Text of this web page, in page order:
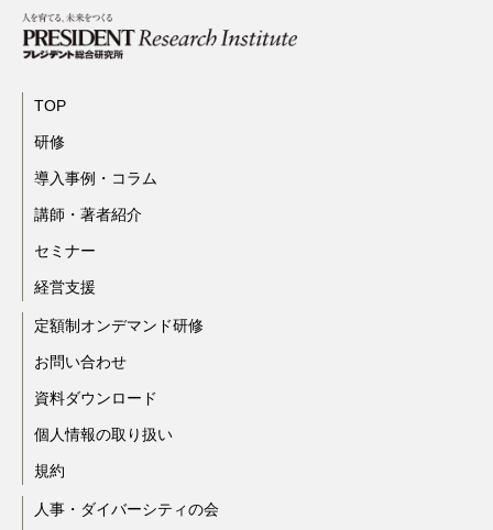
TOP
研修
導入事例・コラム
講師・著者紹介
セミナー
経営支援
定額制オンデマンド研修
お問い合わせ
資料ダウンロード
個人情報の取り扱い
規約
人事・ダイバーシティの会